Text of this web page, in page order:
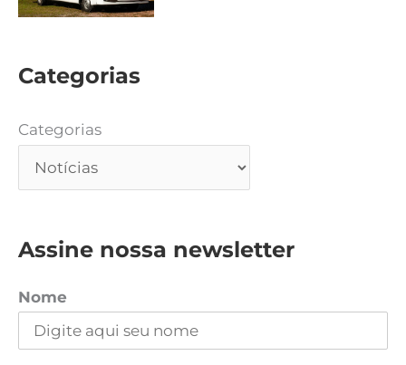
Categorias
Categorias
Assine nossa newsletter
Nome